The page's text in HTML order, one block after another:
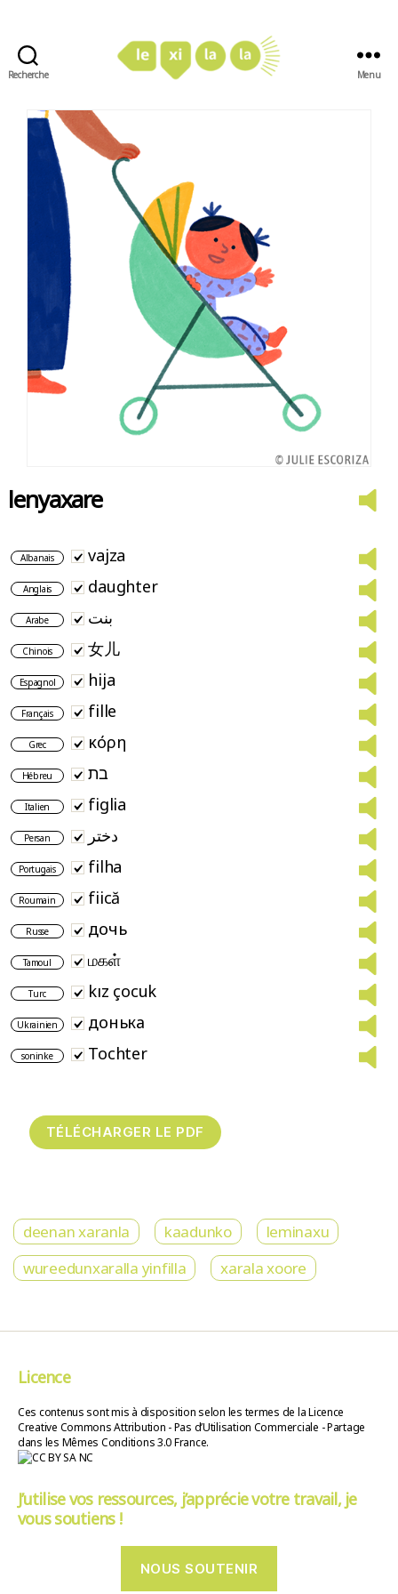
Recherche Menu
lenyaxare
Albanais vajza
Anglais daughter
Arabe بنت
Chinois 女儿
Espagnol hija
Français fille
Grec κόρη
Hébreu בת
Italien figlia
Persan دختر
Portugais filha
Roumain fiică
Russe дочь
Tamoul மகள்
Turc kız çocuk
Ukrainien донька
soninke Tochter
deenan xaranla kaadunko
leminaxu
wureedunxaralla yinfilla
xarala xoore
Licence
Ces contenus sont mis à disposition selon les termes de la Licence
Creative Commons Attribution - Pas d’Utilisation Commerciale - Partage
dans les Mêmes Conditions 3.0 France.
J’utilise vos ressources, j’apprécie votre travail, je
vous soutiens !
NOUS SOUTENIR